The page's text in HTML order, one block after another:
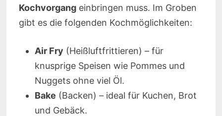
Kochvorgangeinbringen muss. Im Groben
gibt es die folgenden Kochmöglichkeiten:
Air Fry (Heißluftfrittieren) – für
knusprige Speisen wie Pommes und
Nuggets ohne viel Öl.
Bake (Backen) – ideal für Kuchen, Brot
und Gebäck.